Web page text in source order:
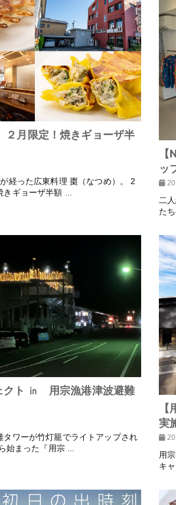
２月限定！焼きギョーザ半
経った広東料理 棗（なつめ）。 2
ギョーザ半額 ...
ッ
二
た
クト ㏌ 用宗漁港津波避難
タワーが竹灯籠でライトアップされ
始まった『用宗 ...
実
用
キ